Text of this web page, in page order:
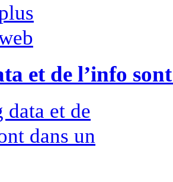
et de l’info